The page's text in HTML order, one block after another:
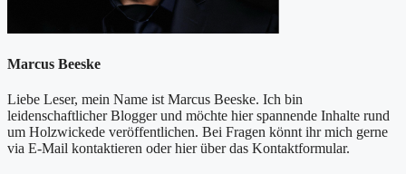
Marcus Beeske
Liebe Leser, mein Name ist Marcus Beeske. Ich bin
leidenschaftlicher Blogger und möchte hier spannende Inhalte rund
um Holzwickede veröffentlichen. Bei Fragen könnt ihr mich gerne
via E-Mail kontaktieren oder hier über das Kontaktformular.